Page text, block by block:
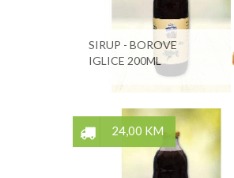
SIRUP - BOROVE
IGLICE 200ML
24,00 KM